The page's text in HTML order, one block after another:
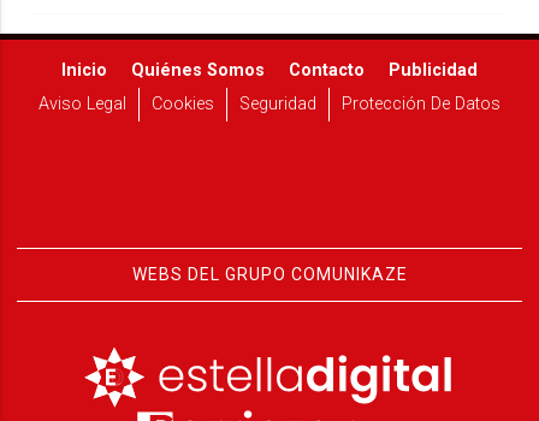
Inicio Quiénes Somos Contacto
Publicidad
Aviso Legal
Cookies Seguridad Protección De Datos
WEBS DEL GRUPO COMUNIKAZE